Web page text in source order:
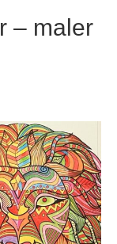
– maler